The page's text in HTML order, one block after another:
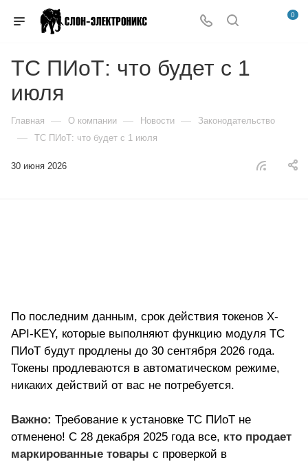
0
ТС ПИоТ: что будет с 1
июля
Главная — О компании — Новости — Законодательство
— ТС ПИоТ: что будет с 1 июля
30 июня 2026
По последним данным, срок действия токенов X-
API-KEY, которые выполняют функцию модуля ТС
ПИоТ будут продлены до 30 сентября 2026 года.
Токены продлеваются в автоматическом режиме,
никаких действий от вас не потребуется.
Важно: Требование к установке ТС ПИоТ не
отменено! С 28 декабря 2025 года все, кто продает
маркированные товары с проверкой в